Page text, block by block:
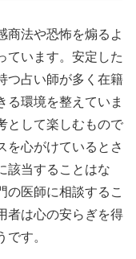
商法や恐怖を煽るよ
ています。安定した
つ占い師が多く在籍
る環境を整えていま
として楽しむもので
を心がけているとさ
該当することはな
の医師に相談するこ
者は心の安らぎを得
す。